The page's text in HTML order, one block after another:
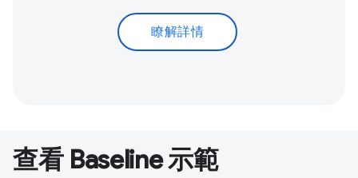
瞭解詳情
查看 Baseline 示範